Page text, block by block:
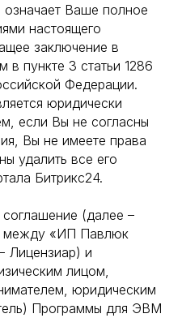
Ваше полное
настоящего
заключение в
в пункте 3 статьи 1286
Федерации.
юридически
если Вы не согласны
Вы не имеете права
удалить все его
Битрикс24.
(далее –
между «ИП Павлюк
Лицензиар) и
лицом,
юридическим
Программы для ЭВМ